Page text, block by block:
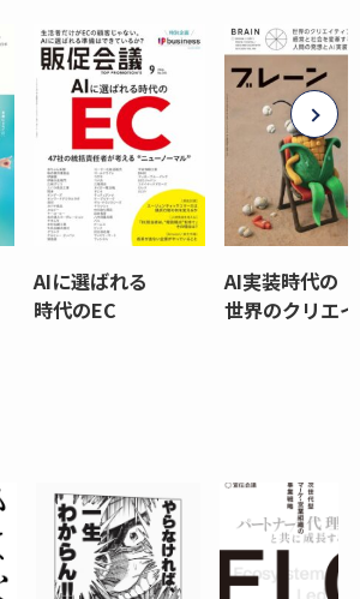
AIに選ばれる
時代のEC
AI実装時代の
世界のクリエ